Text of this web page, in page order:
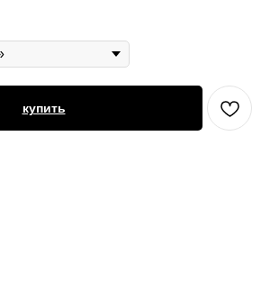
купить